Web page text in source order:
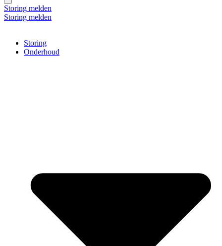
Storing melden
Storing melden
Storing
Onderhoud